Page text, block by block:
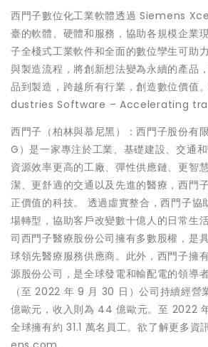
西門子數位化工業軟體透過 Siemens
臺的軟體、硬體和服務，協助各規模企業
子全棧式工業軟件和全面的數位孿生可助
與製造流程，將創新想法變為永續的產品
品到製造，跨越所有行業，創造數位價
dustries Software – Accelerating
西門子（柏林與慕尼黑）：西門子股份有
G）是一家專注於工業、基礎建設、交通
資源效率更高的工廠、彈性供應鏈、更智
潔、更舒適的交通以及先進的醫療，西門
正價值的科技。 透過虛實整合，西門子協
場轉型，協助客戶改變數十億人的日常生
司西門子醫療股份公司擁有多數股權，是
球領先醫療服務供應商。此外，西門子擁
源股份公司，是全球發電和輸配電的領導
（至 2022 年 9 月 30 日）公司持續經營
億歐元，收入則為 44 億歐元。至 2022
全球擁有約 31.1 萬名員工。欲了解更多